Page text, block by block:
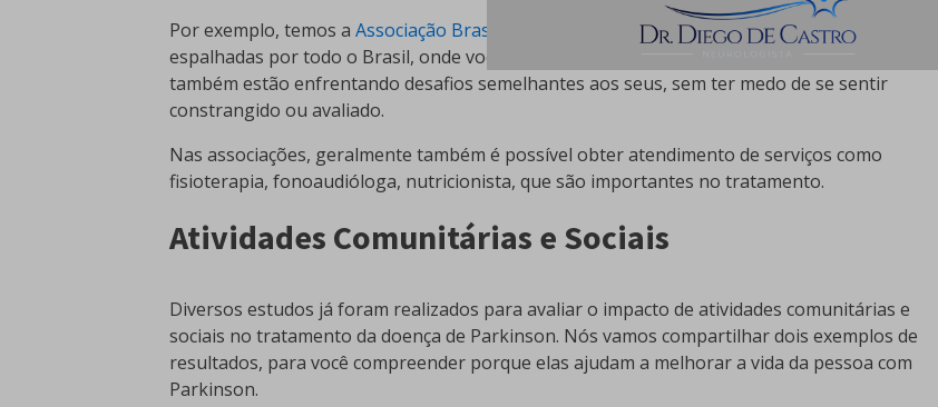
Por exemplo, temos a Associação Brasil Parkinson Vibrar com Parkinsone várias outras
espalhadas por todo o Brasil, onde você pode compartilhar suas experiências com pessoas
também estão enfrentando desafios semelhantes aos seus, sem ter medo de se sentir
constrangido ou avaliado.
Nas associações, geralmente também é possível obter atendimento de serviços como
fisioterapia, fonoaudióloga, nutricionista, que são importantes no tratamento.
Atividades Comunitárias e Sociais
Diversos estudos já foram realizados para avaliar o impacto de atividades comunitárias e
sociais no tratamento da doença de Parkinson. Nós vamos compartilhar dois exemplos de
resultados, para você compreender porque elas ajudam a melhorar a vida da pessoa com
Parkinson.